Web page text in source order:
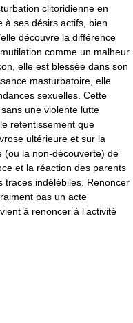
clitoridienne en
à ses désirs actifs, bien
découvre la différence
comme un malheur
elle est blessée dans son
masturbatoire, elle
sexuelles. Cette
une violente lutte
retentissement que
ultérieure et sur la
(ou la non-découverte) de
et la réaction des parents
traces indélébiles. Renoncer
pas un acte
à renoncer à l’activité